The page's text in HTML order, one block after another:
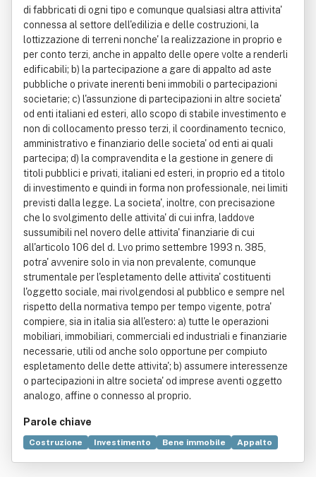
di fabbricati di ogni tipo e comunque qualsiasi altra attivita'
connessa al settore dell'edilizia e delle costruzioni, la
lottizzazione di terreni nonche' la realizzazione in proprio e
per conto terzi, anche in appalto delle opere volte a renderli
edificabili; b) la partecipazione a gare di appalto ad aste
pubbliche o private inerenti beni immobili o partecipazioni
societarie; c) l'assunzione di partecipazioni in altre societa'
od enti italiani ed esteri, allo scopo di stabile investimento e
non di collocamento presso terzi, il coordinamento tecnico,
amministrativo e finanziario delle societa' od enti ai quali
partecipa; d) la compravendita e la gestione in genere di
titoli pubblici e privati, italiani ed esteri, in proprio ed a titolo
di investimento e quindi in forma non professionale, nei limiti
previsti dalla legge. La societa', inoltre, con precisazione
che lo svolgimento delle attivita' di cui infra, laddove
sussumibili nel novero delle attivita' finanziarie di cui
all'articolo 106 del d. Lvo primo settembre 1993 n. 385,
potra' avvenire solo in via non prevalente, comunque
strumentale per l'espletamento delle attivita' costituenti
l'oggetto sociale, mai rivolgendosi al pubblico e sempre nel
rispetto della normativa tempo per tempo vigente, potra'
compiere, sia in italia sia all'estero: a) tutte le operazioni
mobiliari, immobiliari, commerciali ed industriali e finanziarie
necessarie, utili od anche solo opportune per compiuto
espletamento delle dette attivita'; b) assumere interessenze
o partecipazioni in altre societa' od imprese aventi oggetto
analogo, affine o connesso al proprio.
Parole chiave
Costruzione Investimento Bene immobile
Appalto